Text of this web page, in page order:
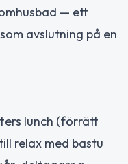
— ett
avslutning på en
lunch (förrätt
relax med bastu